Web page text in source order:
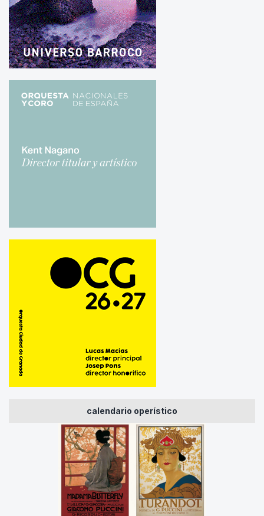
calendario operístico